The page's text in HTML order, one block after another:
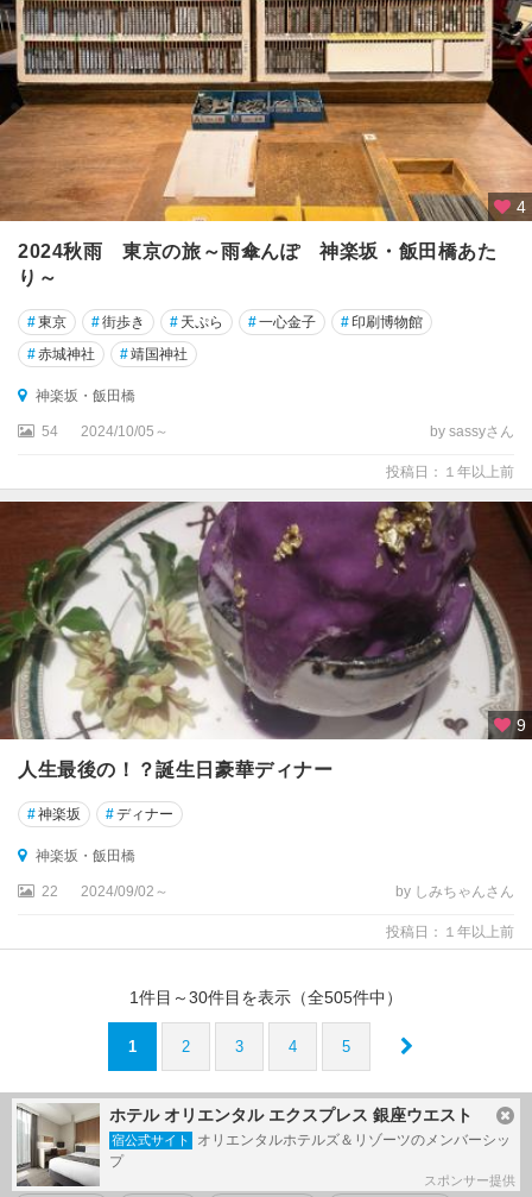
4
2024秋雨 東京の旅～雨傘んぽ 神楽坂・飯田橋あた
り～
#東京 #街歩き # 天ぷら #一心金子 #印刷博物館
#赤城神社 #靖国神社
神楽坂・飯田橋
54 2024/10/05～ by sassyさん
投稿日：１年以上前
9
人生最後の！？誕生日豪華ディナー
#神楽坂 #ディナー
神楽坂・飯田橋
22 2024/09/02～ by しみちゃんさん
投稿日：１年以上前
1件目～30件目を表示（全505件中）
1 2 3 4 5
神楽坂・飯田橋 で人気のタグ
#街歩き #
ホテル オリエンタル エクスプレス 銀座ウエスト
宿公式サイト
オリエンタルホテルズ＆リゾーツのメンバーシッ
プ
スポンサー提供